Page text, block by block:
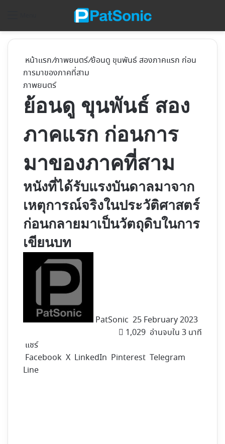
หน้าแรก/ภาพยนตร์/ย้อนดู ขุนพันธ์ สองภาคแรก ก่อน
การมาของภาคที่สาม
ภาพยนตร์
ย้อนดู ขุนพันธ์ สอง
ภาคแรก ก่อนการ
มาของภาคที่สาม
หนังที่ได้รับแรงบันดาลมาจาก
เหตุการณ์จริงในประวัติศาสตร์
ก่อนกลายมาเป็นวัตถุดิบในการ
เขียนบท
PatSonic 25 February 2023
1,029 อ่านจบใน 3 นาที
แชร์
Facebook X LinkedIn Pinterest Telegram
Line